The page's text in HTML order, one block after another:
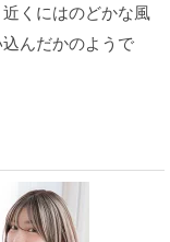
くにはのどかな風
んだかのようで